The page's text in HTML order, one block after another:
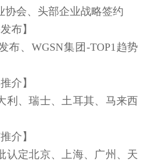
协会、头部企业战略签约
布】
布、WGSN集团-TOP1趋势
介】
利、瑞士、土耳其、马来西
介】
认定北京、上海、广州、天